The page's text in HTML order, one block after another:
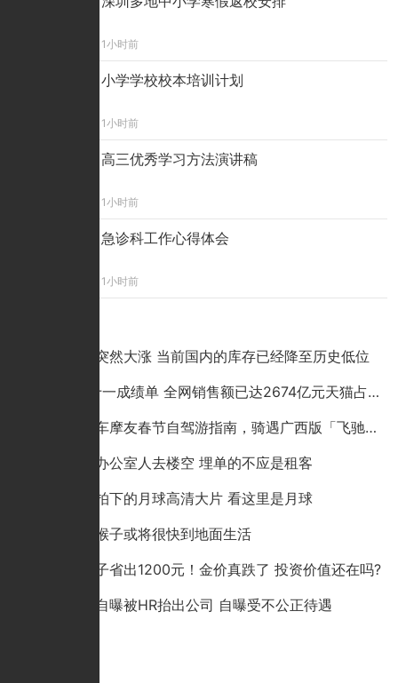
1小时前
小学学校校本培训计划
1小时前
高三优秀学习方法演讲稿
1小时前
急诊科工作心得体会
1小时前
铜价为何突然大涨 当前国内的库存已经降至历史低位
2020双十一成绩单 全网销售额已达2674亿元天猫占比超六成
哈啰电动车摩友春节自驾游指南，骑遇广西版「飞驰人生」
成都蛋壳办公室人去楼空 埋单的不应是租客
嫦娥五号拍下的月球高清大片 看这里是月球
研究表明猴子或将很快到地面生活
一个金镯子省出1200元！金价真跌了 投资价值还在吗?
虎牙员工自曝被HR抬出公司 自曝受不公正待遇